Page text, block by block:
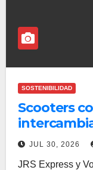
SOSTENIBILIDAD
Scooters
entregas
JUL 30, 2026
JRS Express y